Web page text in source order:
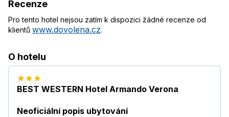
Recenze
Pro tento hotel nejsou zatím k dispozici žádné recenze od
klientů www.dovolena.cz.
O hotelu
BEST WESTERN Hotel Armando Verona
Neoficiální popis ubytování